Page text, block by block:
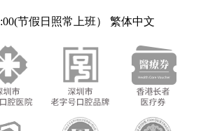
节假日照常上班） 繁体中文